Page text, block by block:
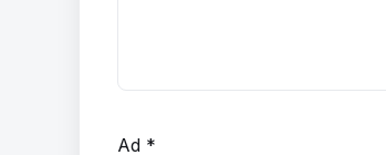
Ad *